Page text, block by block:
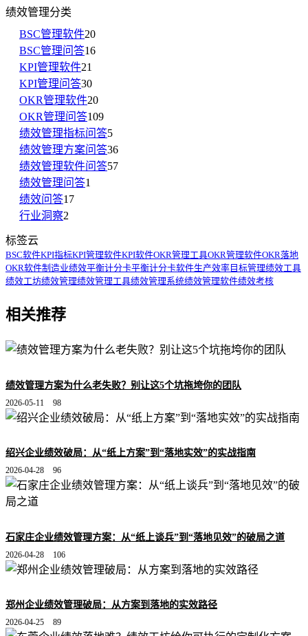
绩效管理分类
BSC管理软件20
BSC管理问答16
KPI管理软件21
KPI管理问答30
OKR管理软件20
OKR管理问答109
绩效管理指标问答5
绩效管理方案问答36
绩效管理软件问答57
绩效管理问答1
绩效问答17
行业洞察2
标签云
BSC软件KPI指标KPI管理软件KPI软件OKR管理工具OKR管理软件OKR落地
OKR软件制造业绩效平衡计分卡平衡计分卡软件生产效率 目标管理绩效工具
绩效工坊绩效管理绩效管理工具绩效管理系统绩效管理软件绩效考核
相关推荐
绩效管理方案为什么老失败？别让这5个坑拖垮你的团队
2026-05-11 98
绍兴企业绩效破局：从“纸上方案”到“落地实效”的实战指南
2026-04-28 96
石家庄企业绩效管理方案：从“纸上谈兵”到“落地见效”的破局之道
2026-04-28 106
郑州企业绩效管理破局：从方案到落地的实效路径
2026-04-25 89